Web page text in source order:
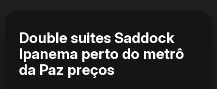
Double suites Saddock
Ipanema perto do metrô
da Paz preços